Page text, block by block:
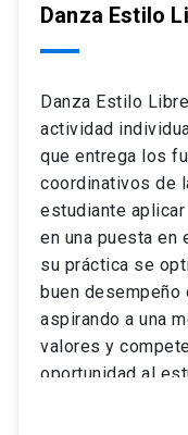
buscan
participación en
reflexiva
Danza Estilo
Danza Estilo
actividad
que entrega los
coordinativos de
estudiante
en una puesta en
su práctica se
buen desempeño
aspirando a una
valores y
oportunidad al
torno a las